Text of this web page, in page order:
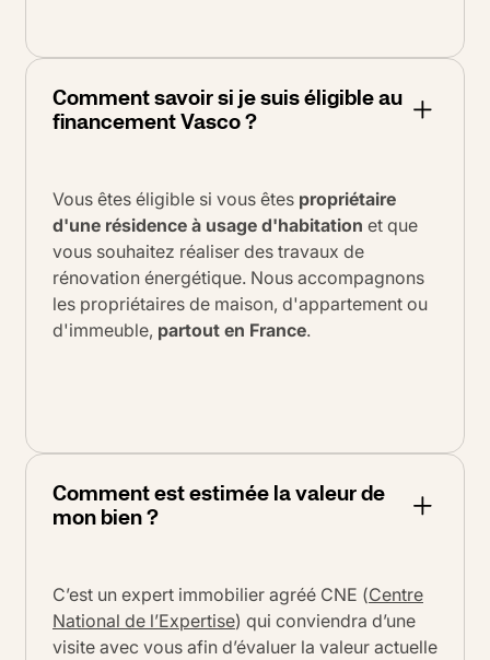
Comment savoir si je suis éligible au
financement Vasco ?
Vous êtes éligible si vous êtes propriétaire
d'une résidence à usage d'habitation et que
vous souhaitez réaliser des travaux de
rénovation énergétique. Nous accompagnons
les propriétaires de maison, d'appartement ou
d'immeuble, partout en France.
Comment est estimée la valeur de
mon bien ?
C’est un expert immobilier agréé CNE (Centre
National de l’Expertise) qui conviendra d’une
visite avec vous afin d’évaluer la valeur actuelle